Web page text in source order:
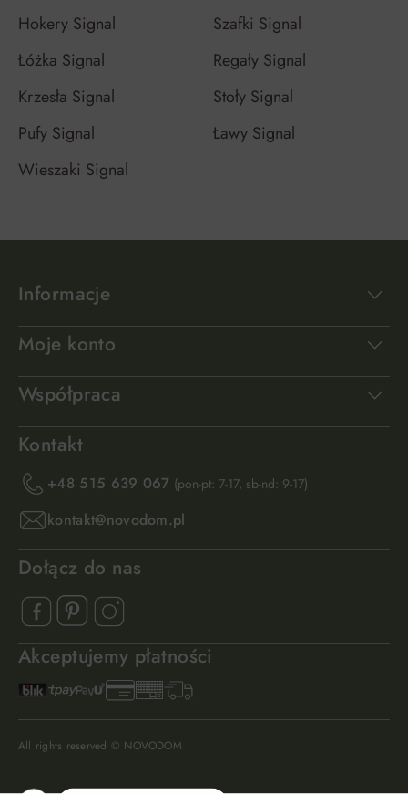
Hokery Signal
Szafki Signal
Łóżka Signal
Regały Signal
Krzesła Signal
Stoły Signal
Pufy Signal
Ławy Signal
Wieszaki Signal
Informacje
Moje konto
Współpraca
Kontakt
+48 515 639 067 (pon-pt: 7-17, sb-nd: 9-17)
kontakt@novodom.pl
Dołącz do nas
Akceptujemy płatności
All rights reserved © NOVODOM